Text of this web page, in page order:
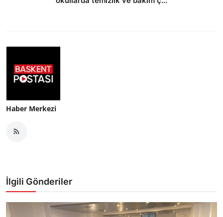
Haber Merkezi
İlgili Gönderiler